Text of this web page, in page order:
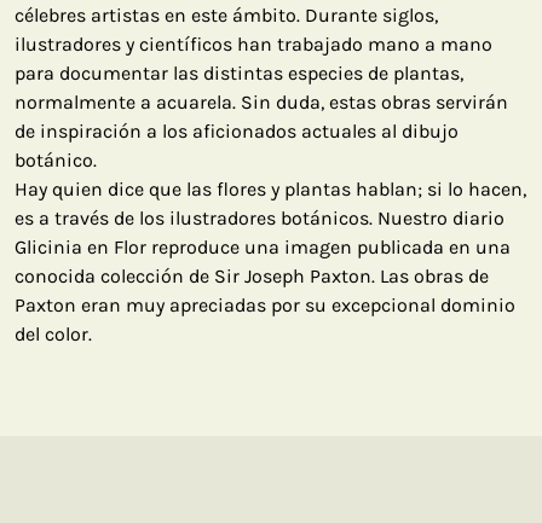
célebres artistas en este ámbito. Durante siglos,
ilustradores y científicos han trabajado mano a mano
para documentar las distintas especies de plantas,
normalmente a acuarela. Sin duda, estas obras servirán
de inspiración a los aficionados actuales al dibujo
botánico.
Hay quien dice que las flores y plantas hablan; si lo hacen,
es a través de los ilustradores botánicos. Nuestro diario
Glicinia en Flor reproduce una imagen publicada en una
conocida colección de Sir Joseph Paxton. Las obras de
Paxton eran muy apreciadas por su excepcional dominio
del color.